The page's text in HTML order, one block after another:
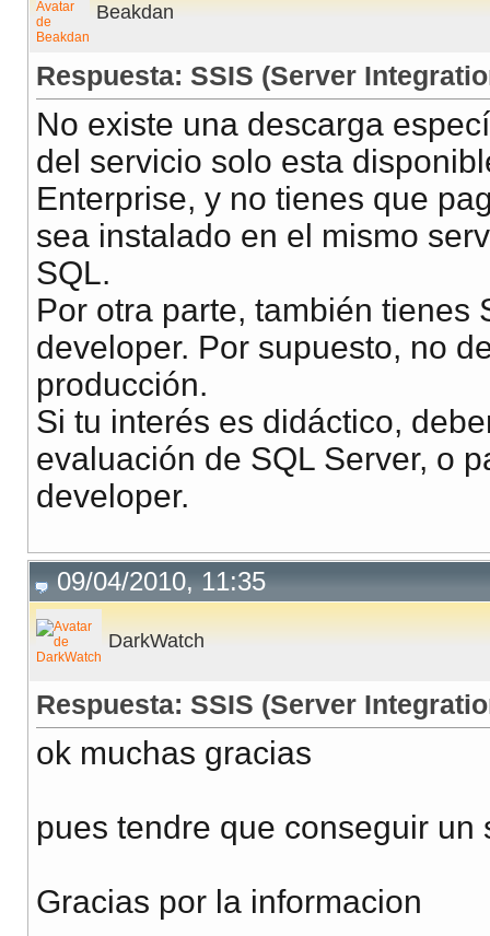
Beakdan
Respuesta: SSIS (Server
No existe una descarga
del servicio solo esta
Enterprise, y no tienes que
sea instalado en el mismo
SQL.
Por otra parte, también tienes
developer. Por supuesto, no
producción.
Si tu interés es didáctico,
evaluación de SQL Server, o
developer.
09/04/2010, 11:35
DarkWatch
Respuesta: SSIS (Server
ok muchas gracias
pues tendre que conseguir un
Gracias por la informacion